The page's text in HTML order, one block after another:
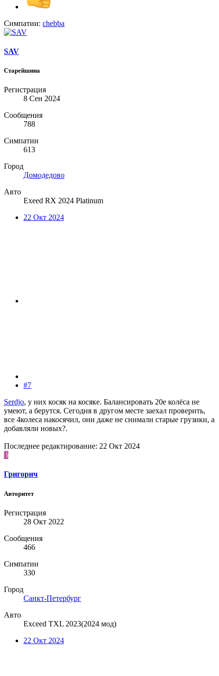
Симпатии: chebba
SAV
Старейшина
Регистрация
8 Сен 2024
Сообщения
788
Симпатии
613
Город
Домодедово
Авто
Exeed RX 2024 Platinum
22 Окт 2024
#7
Serdjo, у них косяк на косяке. Балансировать 20е колёса не
умеют, а берутся. Сегодня в другом месте заехал проверить,
все 4колеса накосячил, они даже не снимали старые грузики, а
добавляли новых?.
Последнее редактирование: 22 Окт 2024
Г
Григорич
Авторитет
Регистрация
28 Окт 2022
Сообщения
466
Симпатии
330
Город
Санкт-Петербург
Авто
Exceed TXL 2023(2024 мод)
22 Окт 2024